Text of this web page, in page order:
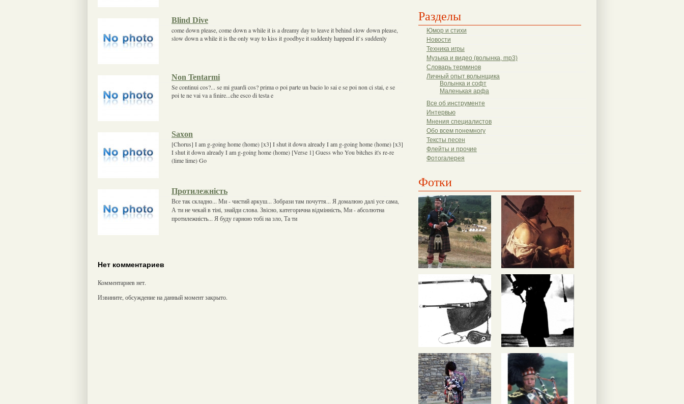
Разделы
Юмор и стихи
Новости
Техника игры
Музыка и видео (волынка, mp3)
Словарь терминов
Личный опыт волынщика
Волынка и софт
Маленькая арфа
Все об инструменте
Интервью
Мнения специалистов
Обо всем понемногу
Тексты песен
Флейты и прочие
Фотогалерея
Фотки
Blind Dive
come down please, come down a while it is a dreamy day to leave it behind slow down please,
slow down a while it is the only way to kiss it goodbye it suddenly happend it`s suddenly
Non Tentarmi
Se continui cos?... se mi guardi cos? prima o poi parte un bacio lo sai e se poi non ci stai, e se
poi te ne vai va a finire...che esco di testa e
Saxon
[Chorus] I am g-going home (home) [x3] I shut it down already I am g-going home (home) [x3]
I shut it down already I am g-going home (home) [Verse 1] Guess who You bitches it's re-re
(lime lime) Go
Протилежність
Все так складно... Ми - чистий аркуш... Зобрази там почуття... Я домалюю далі усе сама,
А ти не чекай в тіні, знайди слова. Звісно, категорична відмінність, Ми - абсолютна
протилежність... Я буду гарною тобі на зло, Та ти
Нет комментариев
Комментариев нет.
Извините, обсуждение на данный момент закрыто.